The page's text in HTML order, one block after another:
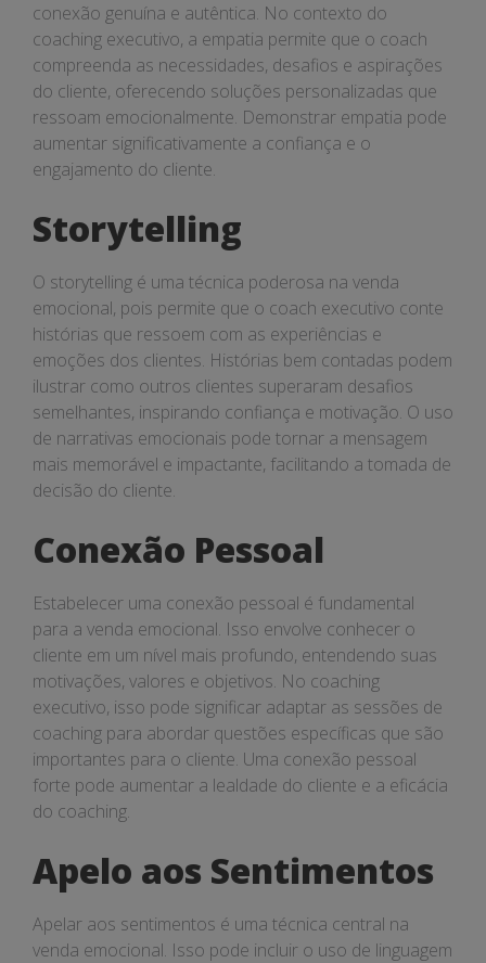
conexão genuína e autêntica. No contexto do
coaching executivo, a empatia permite que o coach
compreenda as necessidades, desafios e aspirações
do cliente, oferecendo soluções personalizadas que
ressoam emocionalmente. Demonstrar empatia pode
aumentar significativamente a confiança e o
engajamento do cliente.
Storytelling
O storytelling é uma técnica poderosa na venda
emocional, pois permite que o coach executivo conte
histórias que ressoem com as experiências e
emoções dos clientes. Histórias bem contadas podem
ilustrar como outros clientes superaram desafios
semelhantes, inspirando confiança e motivação. O uso
de narrativas emocionais pode tornar a mensagem
mais memorável e impactante, facilitando a tomada de
decisão do cliente.
Conexão Pessoal
Estabelecer uma conexão pessoal é fundamental
para a venda emocional. Isso envolve conhecer o
cliente em um nível mais profundo, entendendo suas
motivações, valores e objetivos. No coaching
executivo, isso pode significar adaptar as sessões de
coaching para abordar questões específicas que são
importantes para o cliente. Uma conexão pessoal
forte pode aumentar a lealdade do cliente e a eficácia
do coaching.
Apelo aos Sentimentos
Apelar aos sentimentos é uma técnica central na
venda emocional. Isso pode incluir o uso de linguagem